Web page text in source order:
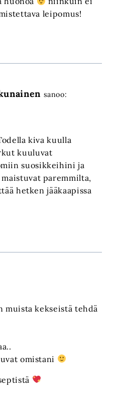
leipomus!
sanoo:
kiva kuulla
kuuluvat
suosikkeihini ja
paremmilta,
hetken jääkaapissa
kekseistä tehdä
omistani